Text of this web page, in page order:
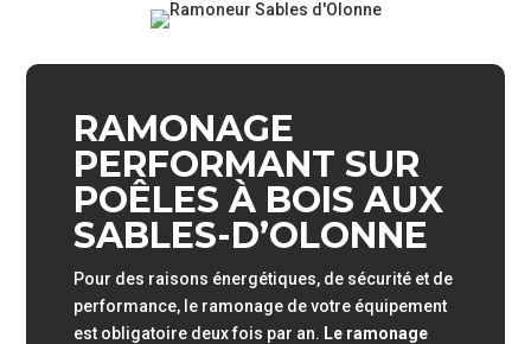
RAMONAGE
PERFORMANT SUR
POÊLES À BOIS AUX
SABLES-D’OLONNE
Pour des raisons énergétiques, de sécurité et de
performance, le ramonage de votre équipement
est obligatoire deux fois par an. Le ramonage